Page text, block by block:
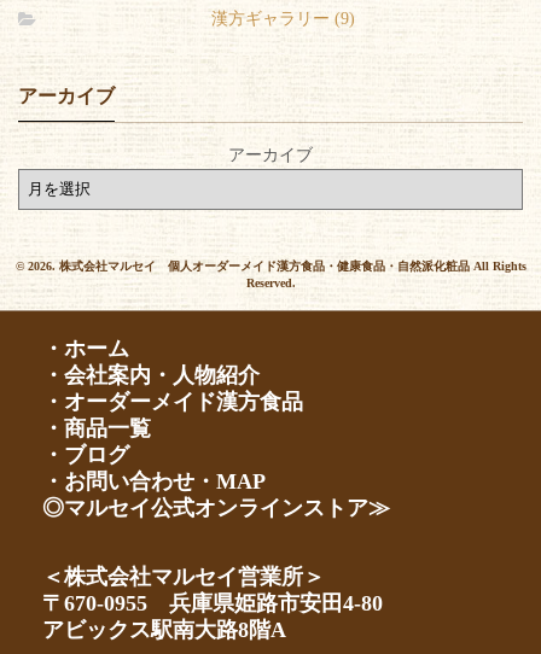
漢方ギャラリー (9)
アーカイブ
アーカイブ
© 2026. 株式会社マルセイ 個人オーダーメイド漢方食品・健康食品・自然派化粧品 All Rights
Reserved.
・ホーム
・会社案内・人物紹介
・オーダーメイド漢方食品
・商品一覧
・ブログ
・お問い合わせ・MAP
◎マルセイ公式オンラインストア≫
＜株式会社マルセイ営業所＞
〒670-0955 兵庫県姫路市安田4-80
アビックス駅南大路8階A